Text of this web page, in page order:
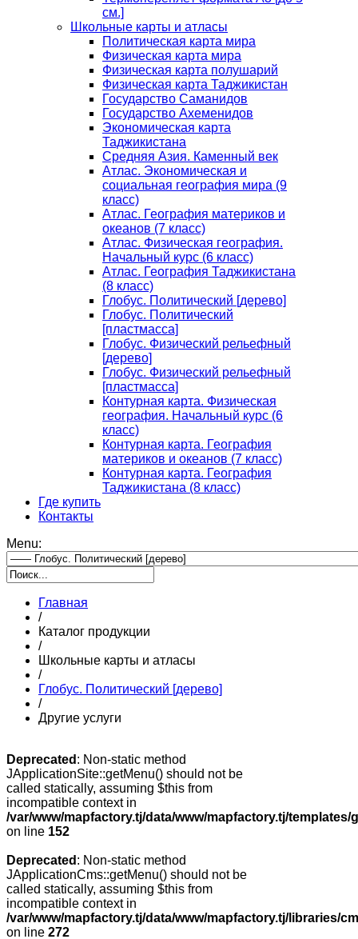
см.]
Школьные карты и атласы
Политическая карта мира
Физическая карта мира
Физическая карта полушарий
Физическая карта Таджикистан
Государство Саманидов
Государство Ахеменидов
Экономическая карта
Таджикистана
Средняя Азия. Каменный век
Атлас. Экономическая и
социальная география мира (9
класс)
Атлас. География материков и
океанов (7 класс)
Атлас. Физическая география.
Начальный курс (6 класс)
Атлас. География Таджикистана
(8 класс)
Глобус. Политический [дерево]
Глобус. Политический
[пластмасса]
Глобус. Физический рельефный
[дерево]
Глобус. Физический рельефный
[пластмасса]
Контурная карта. Физическая
география. Начальный курс (6
класс)
Контурная карта. География
материков и океанов (7 класс)
Контурная карта. География
Таджикистана (8 класс)
Где купить
Контакты
Menu:
Главная
/
Каталог продукции
/
Школьные карты и атласы
/
Глобус. Политический [дерево]
/
Другие услуги
Deprecated : Non-static method
JApplicationSite::getMenu() should not be
called statically, assuming $this from
incompatible context in
/var/www/mapfactory.tj/data/www/mapfactory.tj/
on line 152
Deprecated : Non-static method
JApplicationCms::getMenu() should not be
called statically, assuming $this from
incompatible context in
/var/www/mapfactory.tj/data/www/mapfactory.tj/libraries/
on line 272